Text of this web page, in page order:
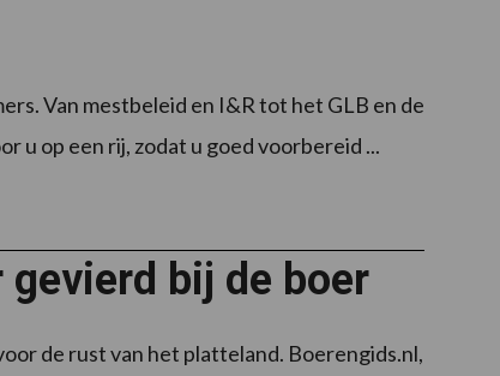
Van mestbeleid en I&R tot het GLB en de
u op een rij, zodat u goed voorbereid ...
gevierd bij de boer
de rust van het platteland. Boerengids.nl,